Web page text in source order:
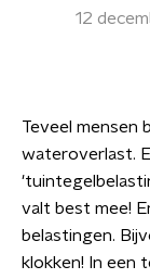
12
Teveel mensen
wateroverlast.
valt best mee!
belastingen.
klokken! In een